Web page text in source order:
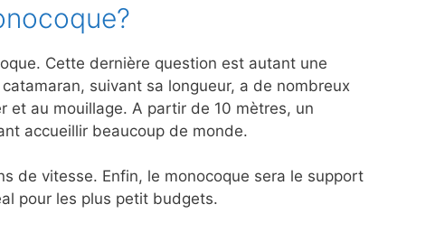
Cette dernière question est autant une
suivant sa longueur, a de nombreux
et au mouillage. A partir de 10 mètres, un
accueillir beaucoup de monde.
de vitesse. Enfin, le monocoque sera le support
pour les plus petit budgets.